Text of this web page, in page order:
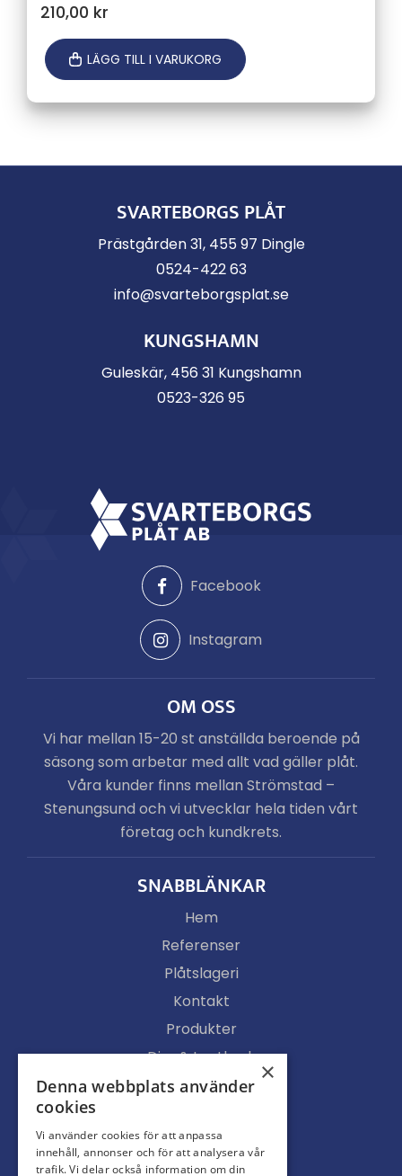
210,00 kr
LÄGG TILL I VARUKORG
SVARTEBORGS PLÅT
Prästgården 31, 455 97 Dingle
0524-422 63
info@svarteborgsplat.se
KUNGSHAMN
Guleskär, 456 31 Kungshamn
0523-326 95
Facebook
Instagram
OM OSS
Vi har mellan 15-20 st anställda beroende på
säsong som arbetar med allt vad gäller plåt.
Våra kunder finns mellan Strömstad –
Stenungsund och vi utvecklar hela tiden vårt
företag och kundkrets.
SNABBLÄNKAR
Hem
Referenser
Plåtslageri
Kontakt
Produkter
Djur & Lantbruk
Köpvillkor
Ljusgenomsläpp
Portar
×
Denna webbplats använder
cookies
Vi använder cookies för att anpassa
innehåll, annonser och för att analysera vår
trafik. Vi delar också information om din